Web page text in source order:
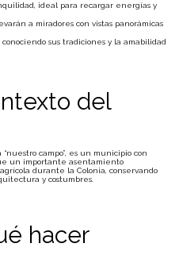
ideal para recargar energías y
a miradores con vistas panorámicas
sus tradiciones y la amabilidad
del
campo”, es un municipio con
un importante asentamiento
durante la Colonia, conservando
y costumbres.
hacer